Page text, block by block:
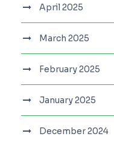
April 2025
March 2025
February 2025
January 2025
December 2024